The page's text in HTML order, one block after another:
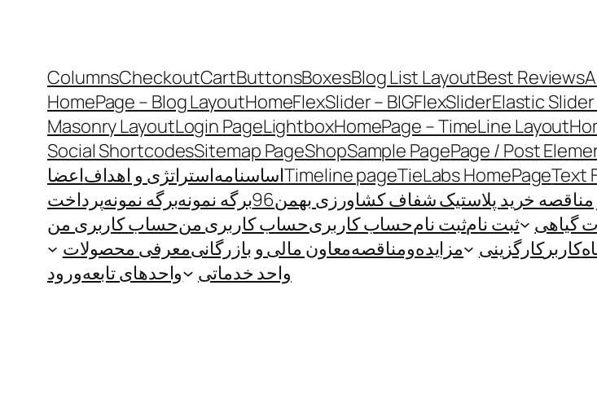
Best Reviews
Blog List Layout
Boxes
Buttons
Cart
Checkout
Columns
Elastic Slider
FlexSlider
FlexSlider – BIG
Home
HomePage – Blog Layout
HomePage – TimeLine Layout
Lightbox
Login Page
Masonry Layout
Page / Post
Sample Page
Shop
Sitemap Page
Social Shortcodes
Text
TieLabs HomePage
Timeline pageاساسنامهاستراتژی و اهدافاعضا
خرید پلاستیک شفاف کشاورزی بهمن96 برگه نمونهبرگه نمونهپرداخت
گیاهی ثبت نامثبت نامحساب کاربریحساب کاربری منحساب کاربری من
کاربرکارگزینی مزایده‌و‌مناقصهمعاون مالی و بازرگانیمعرفی محصولات
واحد خدماتی
واحدهای تابعهورود